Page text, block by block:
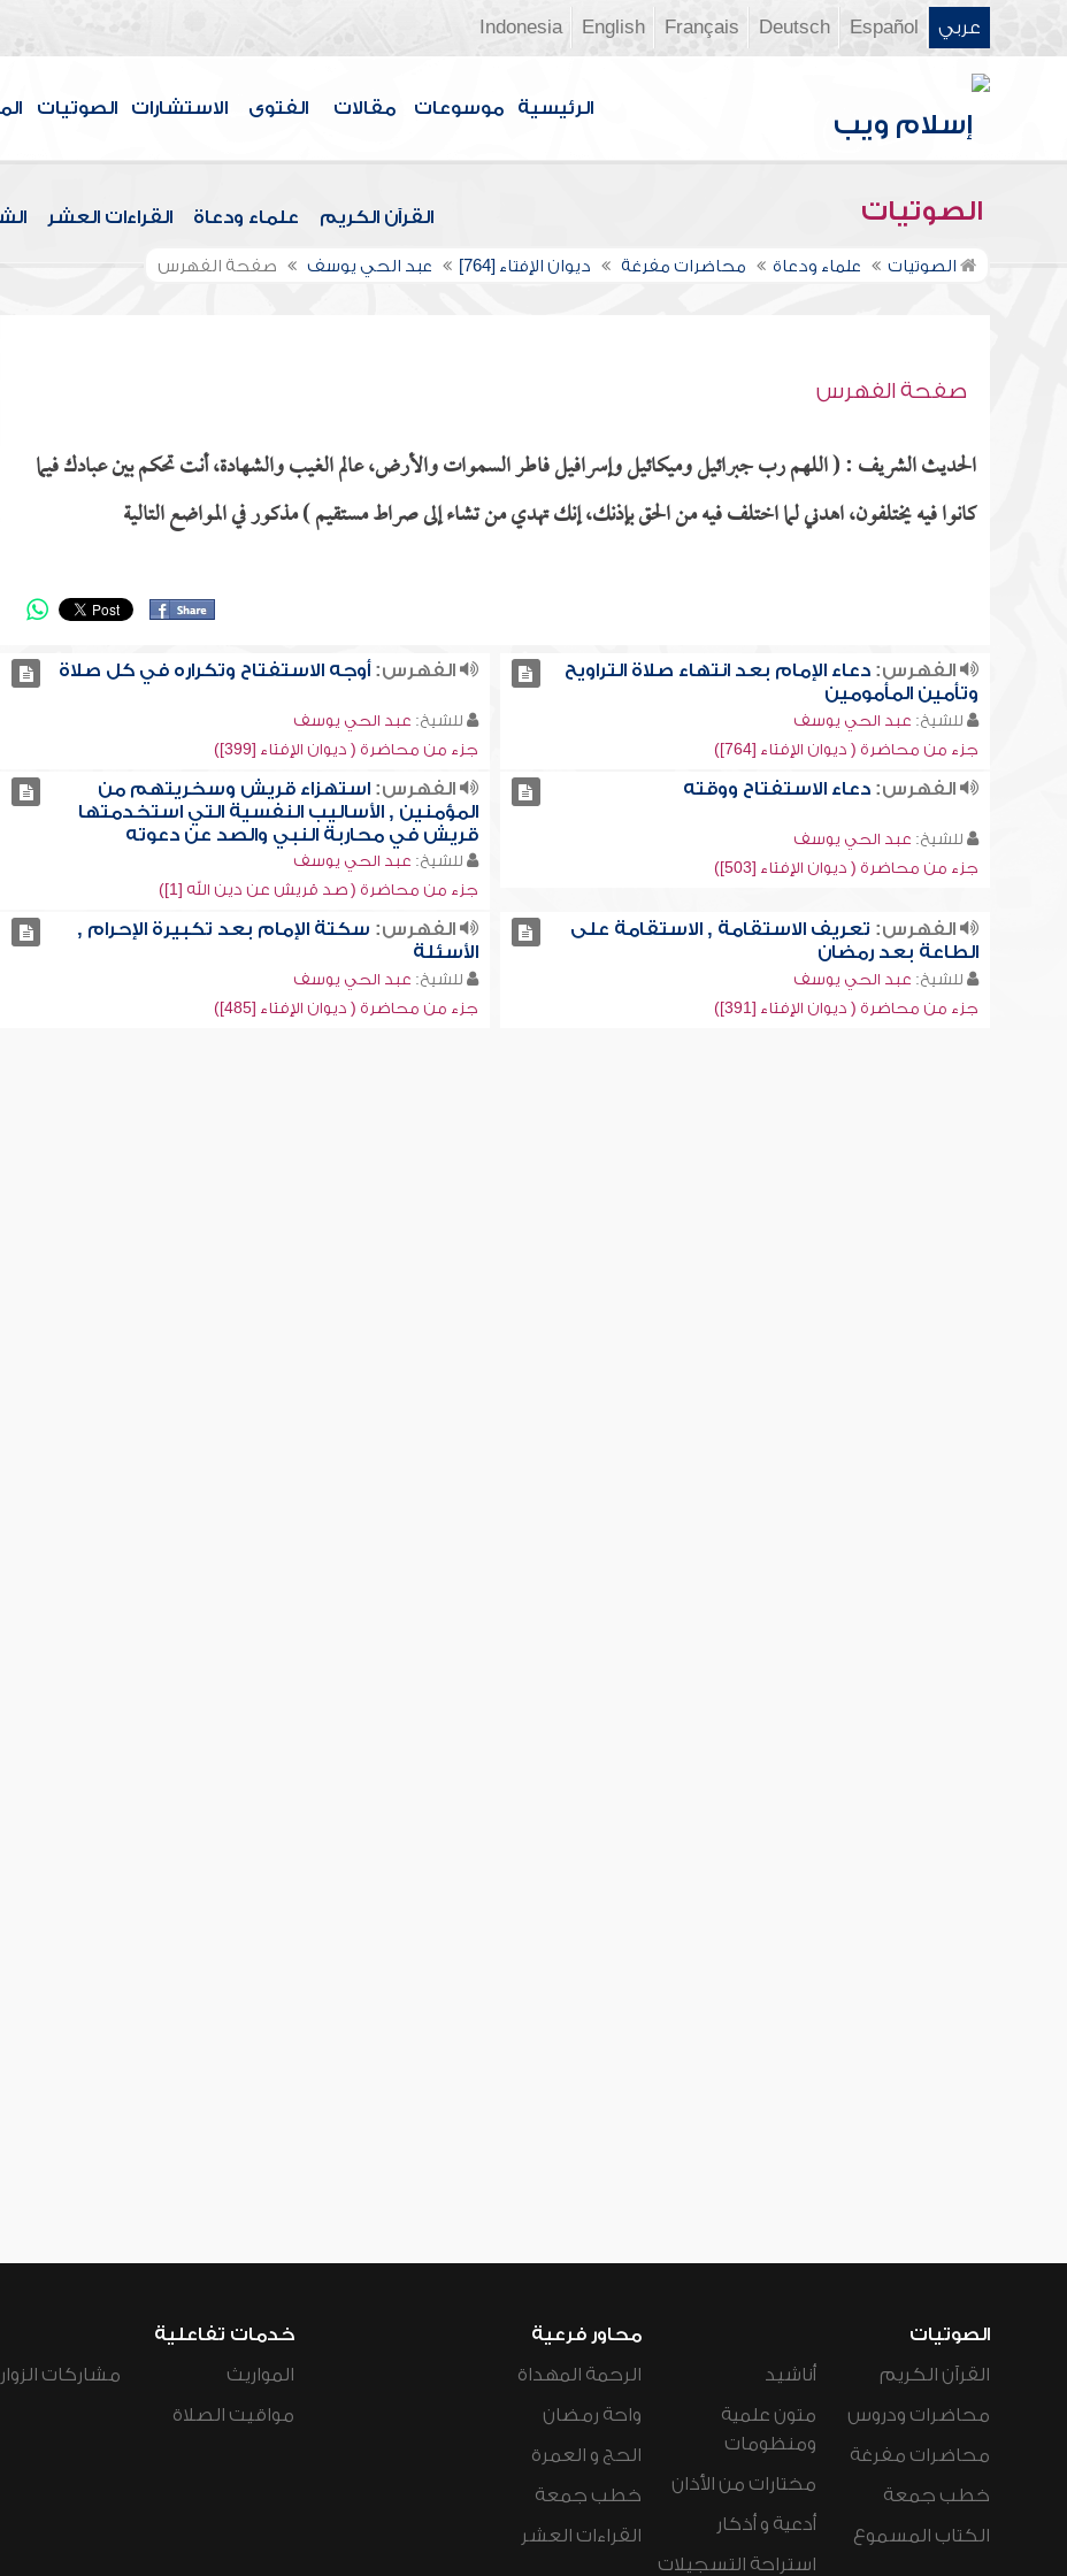
عربي Español
Deutsch
Français
English
Indonesia
الرئيسية موسوعات مقالات الفتوى الاستشارات الصوتيات
الصوتيات القرآن الكريم علماء ودعاة القراءات العشر
الصوتيات علماء ودعاة محاضرات مفرغة ديوان الإفتاء [764] عبد الحي يوسف صفحة الفهرس
صفحة الفهرس
الحديث الشريف : ( اللهم رب جبرائيل وميكائيل وإسرافيل فاطر السموات والأرض، عالم الغيب والشهادة، أنت تحكم بين عبادك فيما
كانوا فيه يختلفون، اهدني لما اختلف فيه من الحق بإذنك، إنك تهدي من تشاء إلى صراط مستقيم ) مذكور في المواضع التالية
الفهرس:دعاء الإمام بعد انتهاء صلاة التراويح
وتأمين المأمومين
للشيخ: عبد الحي يوسف
جزء من محاضرة ( ديوان الإفتاء [764])
الفهرس: أوجه الاستفتاح وتكراره في كل صلاة
للشيخ: عبد الحي يوسف
جزء من محاضرة ( ديوان الإفتاء [399])
الفهرس:دعاء الاستفتاح ووقته
للشيخ: عبد الحي يوسف
جزء من محاضرة ( ديوان الإفتاء [503])
الفهرس: استهزاء قريش وسخريتهم من
المؤمنين , الأساليب النفسية التي استخدمتها
قريش في محاربة النبي والصد عن دعوته
للشيخ: عبد الحي يوسف
جزء من محاضرة ( صد قريش عن دين الله [1])
الفهرس: تعريف الاستقامة , الاستقامة على
الطاعة بعد رمضان
للشيخ: عبد الحي يوسف
جزء من محاضرة ( ديوان الإفتاء [391])
الفهرس: سكتة الإمام بعد تكبيرة الإحرام ,
الأسئلة
للشيخ: عبد الحي يوسف
جزء من محاضرة ( ديوان الإفتاء [485])
الصوتيات
القرآن الكريم
محاضرات ودروس
محاضرات مفرغة
خطب جمعة
الكتاب المسموع
أناشيد
متون علمية
ومنظومات
مختارات من الأذان
أدعية و أذكار
استراحة التسجيلات
محاور فرعية
الرحمة المهداة
واحة رمضان
الحج و العمرة
خطب جمعة
القراءات العشر
خدمات تفاعلية
المواريث
مواقيت الصلاة
مشاركات الزوار